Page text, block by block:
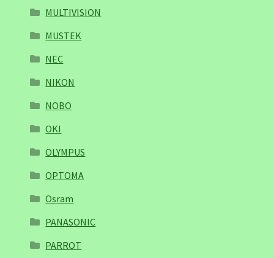
MULTIVISION
MUSTEK
NEC
NIKON
NOBO
OKI
OLYMPUS
OPTOMA
Osram
PANASONIC
PARROT